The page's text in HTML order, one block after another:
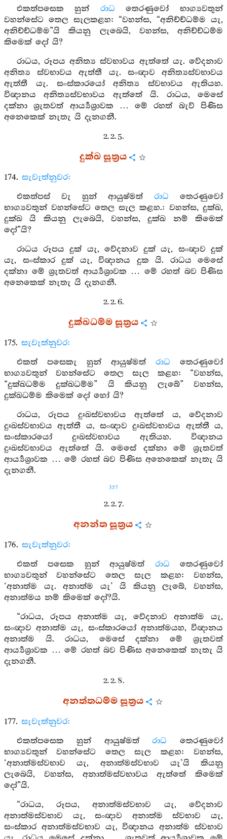
එකත්පසෙක හුන් රාධ තෙරණුවෝ භාග්‍යවතුන්
වහන්සේට තෙල සැලකළහ: “වහන්ස, “අනිච්ච්‍ධම්ම යැ,
අනිච්ච්‍ධම්ම”යි කියනු ලැබෙයි, වහන්ස, අනිච්ච්‍ධම්ම
කිමෙක් දෝ යි?
රාධය, රූපය අනිත්‍ය ස්වභාවය ඇත්තේ යැ. වේදනාව
අනිත්‍ය ස්වභාවය ඇත්තී යැ. සංඥාව අනිත්‍යස්වභාවය
ඇත්තී යැ. සංස්කාරයෝ අනිත්‍ය ස්වභාවය ඇතියහ.
විඥානය අනිත්‍යස්වභාවය ඇත්තේ යි. රාධය, මෙසේ
දක්නා ශ්‍රැතවත් ආර්‍ය්‍යශ්‍රාවක … මේ රහත් බැව් පිණිස
අනෙකෙක් නැතැ යි දැනගනී.
2. 2. 5.
දුක්ඛ සූත්‍රය
174. සැවැත්නුවර:
එකත්පස් වැ හුන් ආයුෂ්මත් රාධ තෙරණුවෝ
භාග්‍යවතුන් වහන්සේට තෙල සැල කළහ.: වහන්ස, දුක්ඛ,
දුක්ඛ යි කියනු ලැබෙයි, වහන්ස, දුක්ඛ නම් කිමෙක්
දෝ”යි?
රාධය රූපය දුක් යැ, වේදනාව දුක් යැ, සංඥාව දුක්
යැ, සංස්කාර දුක් යැ, විඥානය දුක යි. රාධය මෙසේ
දක්නා මේ ශ්‍රැතවත් ආර්‍ය්‍යශ්‍රාවක … මේ රහත් බව පිණිස
අනෙකෙක් නැතැ යි දැනගනී.
2. 2. 6.
දුක්ඛධම්ම සූත්‍රය
175. සැවැත්නුවර:
එකත් පසෙකැ හුන් ආයුෂ්මත් රාධ තෙරණුවෝ
භාග්‍යවතුන් වහන්සේට තෙල සැල කළහ: “වහන්ස,
“දුක්ඛධම්ම දුක්ඛධම්ම” යි කියනු ලැබේ” වහන්ස,
දුක්ඛධම්ම කිමෙක් දෝ හෝ යි?
රාධය, රූපය දුඃඛස්වභාවය ඇත්තේ ය, වේදනාව
දුඃඛස්වභාවය ඇත්තී ය, සංඥාව දුඃඛස්වභාවය ඇත්තී ය,
සංස්කාරයෝ දුඃඛස්වභාවය ඇතියහ. විඥානය
දුඃඛස්වභාවය ඇත්තේ යි. මෙසේ දක්නා මේ ශ්‍රැතවත්
ආර්‍ය්‍යශ්‍රාවක … මේ රහත් බව පිණිස අනෙකෙක් නැතැ යි
දැනගනී.
357
2. 2. 7.
අනන්ත සූත්‍රය
176. සැවැත්නුවර:
එකත් පසෙක හුන් ආයුෂ්මත් රාධ තෙරණුවෝ
භාග්‍යවතුන් වහන්සේට තෙල සැල කළහ: වහන්ස,
‘අනාත්ම යැ. අනාත්ම යැ’ යි කියනු ලැබේ, වහන්ස,
අනාත්මය නම් කිමෙක් දෝ?යි.
“රාධය, රූපය අනාත්ම යැ, වේදනාව අනාත්ම යැ,
සංඥාව අනාත්ම යැ, සංස්කාරයෝ අනාත්මයහ, විඥානය
අනාත්ම යි. රාධය, මෙසේ දක්නා මේ ශ්‍රැතවත්
ආර්‍ය්‍යශ්‍රාවක … මේ රහත් බව පිණිස අනෙකෙක් නැතැ යි
දැනගනී.
2. 2. 8.
අනත්තධම්ම සූත්‍රය
177. සැවැත්නුවර:
එකත්පසෙක හුන් ආයුෂ්මත්රාධ තෙරණුවෝ
භාග්‍යවතුන් වහන්සේට තෙල සැල කළහ: වහන්ස,
‘අනාත්මස්වභාව යැ, අනාත්මස්වභාව යැ’යි කියනු
ලැබෙයි, වහන්ස, අනාත්මස්වභාවය ඇත්තේ කිමෙක්
දෝ”යි.
“රාධය, රූපය, අනාත්මස්වභාව යැ, වේදනාව
අනාත්මස්වභාව යැ, සංඥාව අනාත්ම ස්වභාව යැ,
සංස්කාර අනාත්මස්වභාව යැ, විඥානය අනාත්ම ස්වභාව